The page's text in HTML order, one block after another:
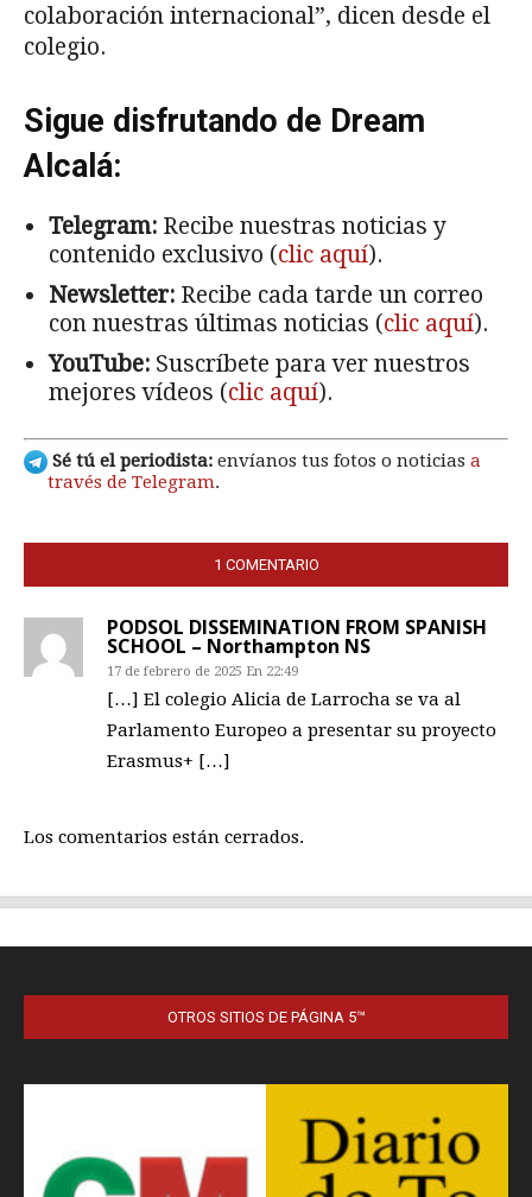
OTROS SITIOS DE PÁGINA 5™